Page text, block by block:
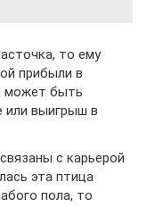
то ему
прибыли в
может быть
или выигрыш в
с карьерой
эта птица
пола, то